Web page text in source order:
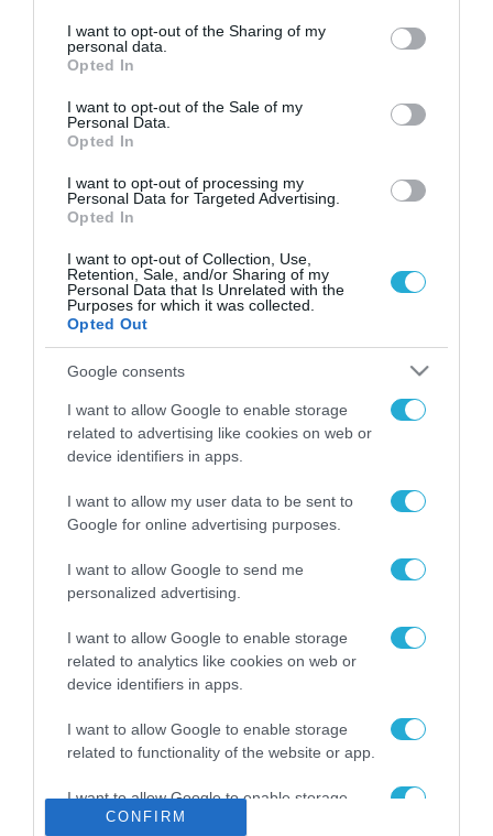
not limited to your visit or usage behaviour. You may click to
grant or deny consent to Google and its third-party tags to
use your data for below specified purposes in below Google
consent section.
I want to opt-out of the Sharing of my
personal data.
Opted In
I want to opt-out of the Sale of my
Personal Data.
Opted In
I want to opt-out of processing my
Personal Data for Targeted Advertising.
Opted In
I want to opt-out of Collection, Use,
Retention, Sale, and/or Sharing of my
Personal Data that Is Unrelated with the
Purposes for which it was collected.
Opted Out
Google consents
I want to allow Google to enable storage
related to advertising like cookies on web or
device identifiers in apps.
I want to allow my user data to be sent to
Google for online advertising purposes.
I want to allow Google to send me
personalized advertising.
I want to allow Google to enable storage
related to analytics like cookies on web or
device identifiers in apps.
I want to allow Google to enable storage
related to functionality of the website or app.
I want to allow Google to enable storage
related to personalization.
CONFIRM
ΡΟΗ ΕΙΔΗΣΕΩΝ
Το χρηματοδοτούμενο
από την ΕΕ έργο “The
Gaming Police”
ενισχύει την ασφάλεια
των παιδιών στο
31.07.2026
ΑΑΔΕ: Διευκρινίσεις
για τα πρόστιμα σε
παραβάσεις που
31.07.2026
Τεχνητή Νοημοσύνη
δεν είναι απλώς μια
νέα τεχνολογία, είναι
επανάσταση»
31.07.2026
Νέος οδηγός του ΕΚΤ
για τη χρηματοδότηση
των ελληνικών
επιχειρήσεων στον
χώρο της άμυνας